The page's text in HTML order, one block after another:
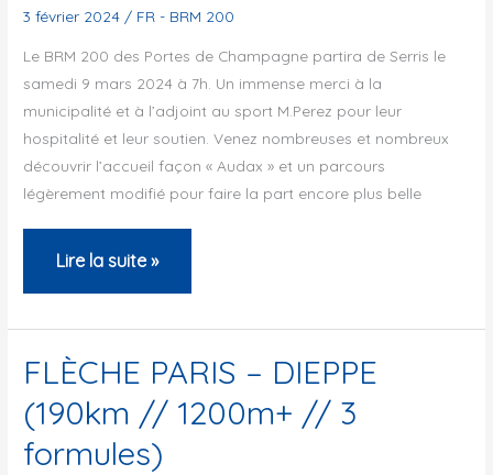
3 février 2024 / FR - BRM 200
Le BRM 200 des Portes de Champagne partira de Serris le
samedi 9 mars 2024 à 7h. Un immense merci à la
municipalité et à l’adjoint au sport M.Perez pour leur
hospitalité et leur soutien. Venez nombreuses et nombreux
découvrir l’accueil façon « Audax » et un parcours
légèrement modifié pour faire la part encore plus belle
BRM200
des
Portes
de
Champagne
Lire la suite »
FLÈCHE PARIS – DIEPPE
(190km // 1200m+ // 3
formules)